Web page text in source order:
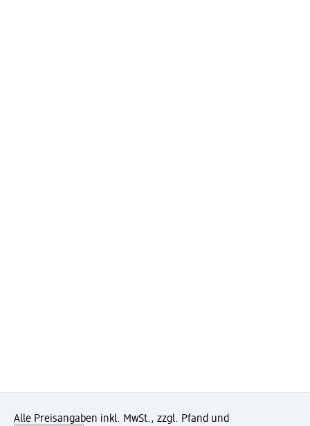
Alle Preisangaben inkl. MwSt., zzgl. Pfand und